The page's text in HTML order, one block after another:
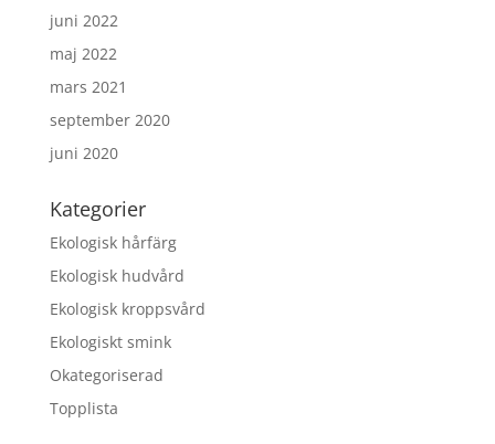
juni 2022
maj 2022
mars 2021
september 2020
juni 2020
Kategorier
Ekologisk hårfärg
Ekologisk hudvård
Ekologisk kroppsvård
Ekologiskt smink
Okategoriserad
Topplista